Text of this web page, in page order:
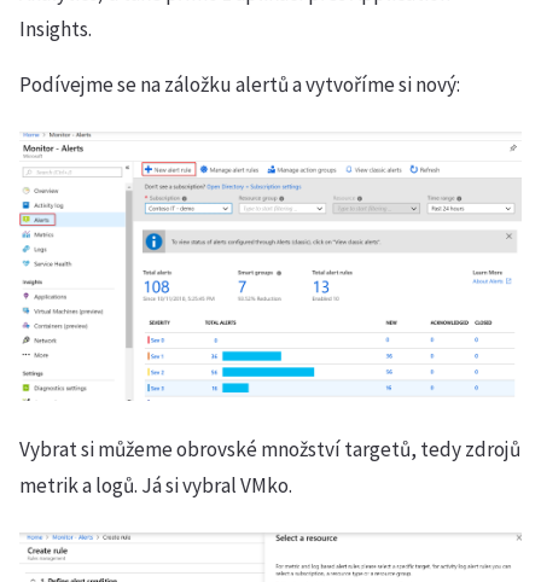
Insights.
Podívejme se na záložku alertů a vytvoříme si nový:
Vybrat si můžeme obrovské množství targetů, tedy zdrojů
metrik a logů. Já si vybral VMko.